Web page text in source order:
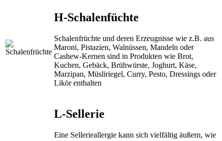
H-Schalenfüchte
Schalenfrüchte und deren Erzeugnisse wie z.B. aus
Maroni, Pistazien, Walnüssen, Mandeln oder
Cashew-Kernen sind in Produkten wie Brot,
Kuchen, Gebäck, Brühwürste, Joghurt, Käse,
Marzipan, Müsliriegel, Curry, Pesto, Dressings oder
Likör enthalten
L-Sellerie
Eine Sellerieallergie kann sich vielfältig äußern, wie